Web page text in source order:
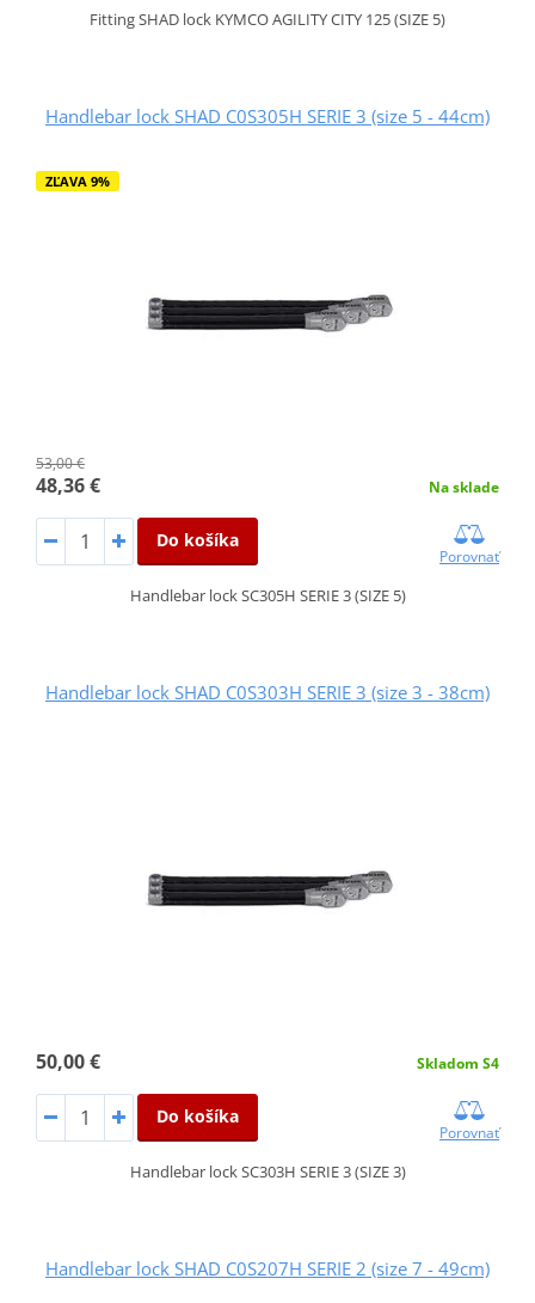
Fitting SHAD lock KYMCO AGILITY CITY 125 (SIZE 5)
Handlebar lock SHAD C0S305H SERIE 3 (size 5 - 44cm)
ZĽAVA 9%
53,00 €
48,36 € Na sklade
Do košíka
Porovnať
Handlebar lock SC305H SERIE 3 (SIZE 5)
Handlebar lock SHAD C0S303H SERIE 3 (size 3 - 38cm)
50,00 € Skladom S4
Do košíka
Porovnať
Handlebar lock SC303H SERIE 3 (SIZE 3)
Handlebar lock SHAD C0S207H SERIE 2 (size 7 - 49cm)